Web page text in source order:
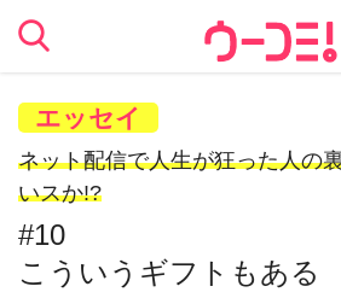
エッセイ
ネット配信で人生が狂った人の
いスか!?
#10
こういうギフトもある